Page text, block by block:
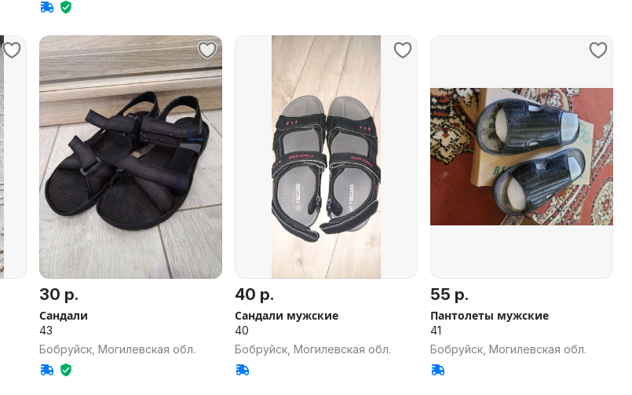
30 р.
Сандали
43
Бобруйск, Могилевская обл.
40 р.
Сандали мужские
40
Бобруйск, Могилевская обл.
55 р.
Пантолеты мужские
41
Бобруйск, Могилевская обл.